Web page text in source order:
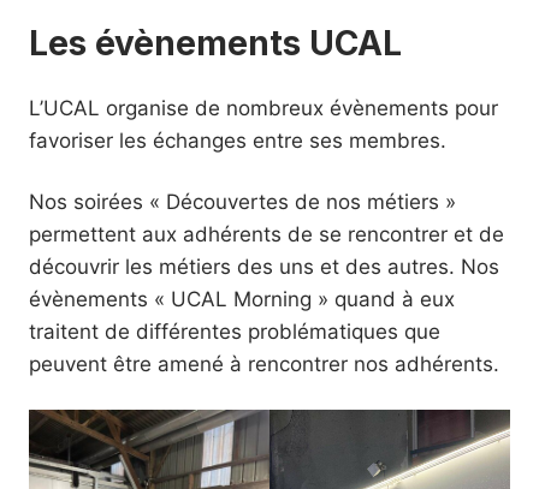
Les évènements UCAL
L’UCAL organise de nombreux évènements pour
favoriser les échanges entre ses membres.
Nos soirées « Découvertes de nos métiers »
permettent aux adhérents de se rencontrer et de
découvrir les métiers des uns et des autres. Nos
évènements « UCAL Morning » quand à eux
traitent de différentes problématiques que
peuvent être amené à rencontrer nos adhérents.